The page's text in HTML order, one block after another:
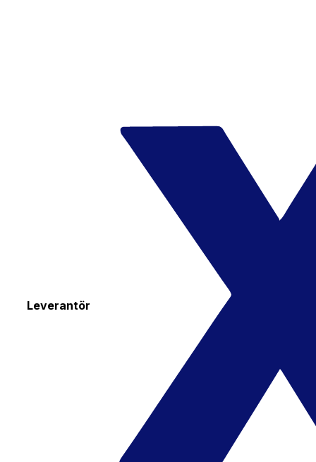
Leverantör